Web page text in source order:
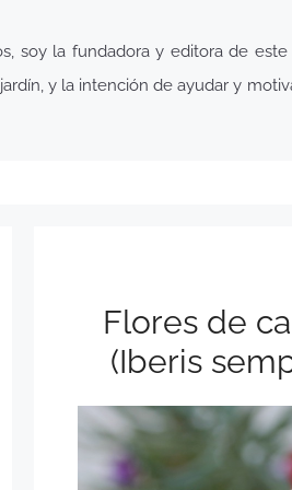
soy la fundadora y editora de este
y la intención de ayudar y
Flores de
(Iberis